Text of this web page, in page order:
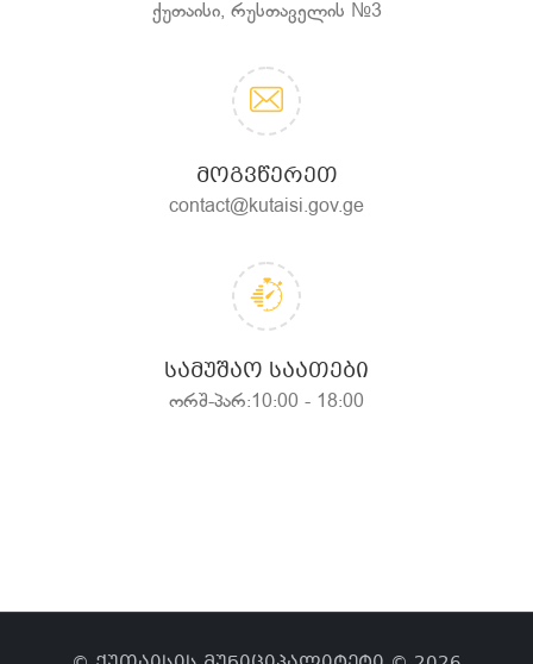
ქუთაისი, რუსთაველის №3
ᲛᲝᲒᲕᲬᲔᲠᲔᲗ
contact@kutaisi.gov.ge
ᲡᲐᲛᲣᲨᲐᲝ ᲡᲐᲐᲗᲔᲑᲘ
ორშ-პარ:10:00 - 18:00